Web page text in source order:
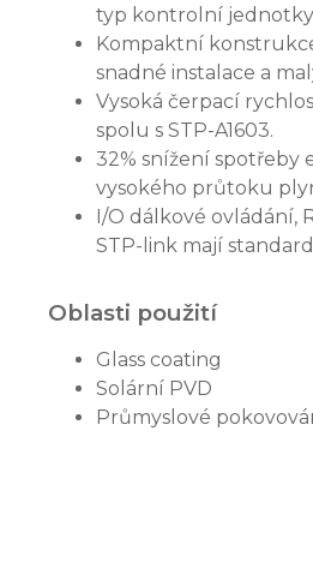
typ kontrolní
Kompaktní
snadné instalace a
Vysoká čerpací
spolu s STP-A1603.
32% snížení spotřeby
vysokého průtoku
I/O dálkové ovládání,
STP-link mají
Oblasti použití
Glass coating
Solární PVD
Průmyslové